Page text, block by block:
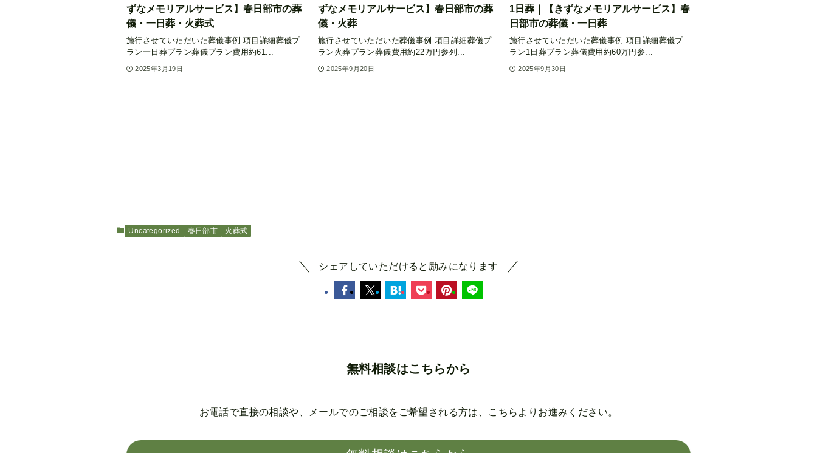
ずなメモリアルサービス】春日部市の葬
儀・一日葬・火葬式
施行させていただいた葬儀事例 項目詳細葬儀プ
ラン一日葬プラン葬儀プラン費用約61...
2025年3月19日
ずなメモリアルサービス】春日部市の葬
儀・火葬
施行させていただいた葬儀事例 項目詳細葬儀プ
ラン火葬プラン葬儀費用約22万円参列...
2025年9月20日
1日葬｜【きずなメモリアルサービス】春
日部市の葬儀・一日葬
施行させていただいた葬儀事例 項目詳細葬儀プ
ラン1日葬プラン葬儀費用約60万円参...
2025年9月30日
Uncategorized 春日部市 火葬式
シェアしていただけると励みになります
無料相談はこちらから
お電話で直接の相談や、メールでのご相談を ご希望される方は、こちらよりお進みください。